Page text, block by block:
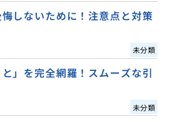
しないために！注意点と対策
未分類
」を完全網羅！スムーズな引
未分類